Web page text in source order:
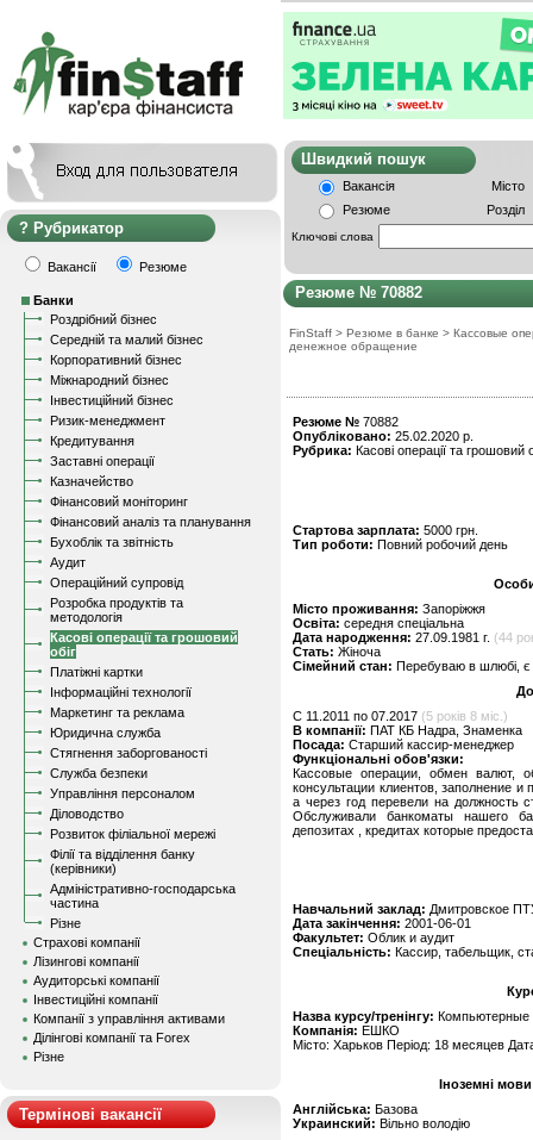
Рубрикатор
Вакансії Резюме
Банки
Роздрібний бізнес
Середній та малий бізнес
Корпоративний бізнес
Міжнародний бізнес
Інвестиційний бізнес
Ризик-менеджмент
Кредитування
Заставні операції
Казначейство
Фінансовий моніторинг
Фінансовий аналіз та планування
Бухоблік та звітність
Аудит
Операційний супровід
Розробка продуктів та
методологія
Касові операції та грошовий
обіг
Платіжні картки
Інформаційні технології
Маркетинг та реклама
Юридична служба
Стягнення заборгованості
Служба безпеки
Управління персоналом
Діловодство
Розвиток філіальної мережі
Філії та відділення банку
(керівники)
Адміністративно-господарська
частина
Різне
Страхові компанії
Лізингові компанії
Аудиторські компанії
Інвестиційні компанії
Компанії з управління активами
Ділінгові компанії та Forex
Різне
Термінові вакансії
Швидкий
Вакансія
Місто
Резюме
Розділ
Ключові слова
Резюме № 70882
FinStaff > Резюме в банке > Кассовые
денежное обращение
Резюме № 70882
Опубліковано: 25.02.2020 р.
Рубрика: Касові операції та грошовий
Стартова зарплата: 5000 грн.
Тип роботи: Повний робочий день
Місто проживання: Запоріжжя
Освіта: середня спеціальна
Дата народження: 27.09.1981 г. (44
Стать: Жіноча
Сімейний стан: Перебуваю в шлюбі, є
C 11.2011 по 07.2017 (5 років 8 міс.)
В компанії: ПАТ КБ Надра, Знаменка
Посада: Старший кассир-менеджер
Функціональні обов'язки:
Кассовые операции, обмен валют,
консультации клиентов, заполнение
а через год перевели на должность
Обслуживали банкоматы нашего
депозитах , кредитах которые
Навчальний заклад: Дмитровское
Дата закінчення: 2001-06-01
Факультет: Облик и аудит
Спеціальність: Кассир, табельщик,
Назва курсу/тренінгу: Компьютерные
Компанія: ЕШКО
Місто: Харьков Період: 18 месяцев
Іноземні
Англійська: Базова
Украинский: Вільно володію